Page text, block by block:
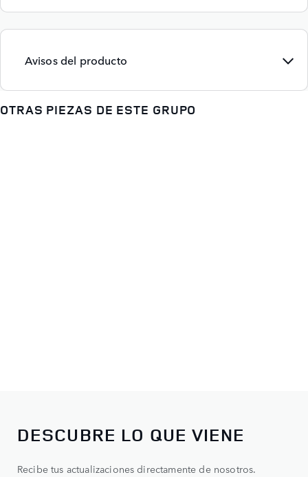
Avisos del producto
OTRAS PIEZAS DE ESTE GRUPO
DESCUBRE LO QUE VIENE
Recibe tus actualizaciones directamente de nosotros.